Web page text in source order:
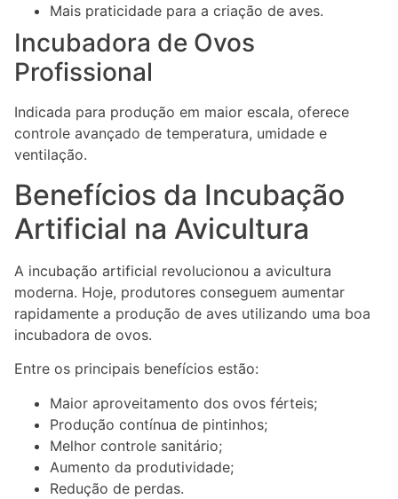
Mais praticidade para a criação de aves.
Incubadora de Ovos
Profissional
Indicada para produção em maior escala, oferece
controle avançado de temperatura, umidade e
ventilação.
Benefícios da Incubação
Artificial na Avicultura
A incubação artificial revolucionou a avicultura
moderna. Hoje, produtores conseguem aumentar
rapidamente a produção de aves utilizando uma boa
incubadora de ovos.
Entre os principais benefícios estão:
Maior aproveitamento dos ovos férteis;
Produção contínua de pintinhos;
Melhor controle sanitário;
Aumento da produtividade;
Redução de perdas.